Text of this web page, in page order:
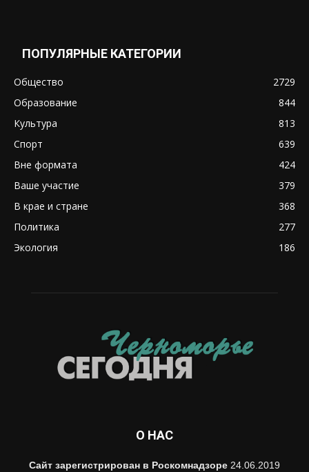
ПОПУЛЯРНЫЕ КАТЕГОРИИ
Общество
2729
Образование
844
Культура
813
Спорт
639
Вне формата
424
Ваше участие
379
В крае и стране
368
Политика
277
Экология
186
О НАС
Сайт зарегистрирован в Роскомнадзоре 24.06.2019